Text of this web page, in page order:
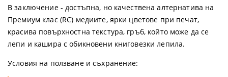
В заключение - достъпна, но качествена алтернатива на
Премиум клас (RC) медиите, ярки цветове при печат,
красива повърхностна текстура, гръб, който може да се
лепи и кашира с обикновени книговезки лепила.
Условия на ползване и съхранение: